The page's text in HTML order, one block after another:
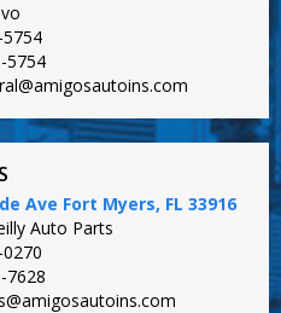
5754
5754
Ave Fort Myers, FL 33916
Auto Parts
7628